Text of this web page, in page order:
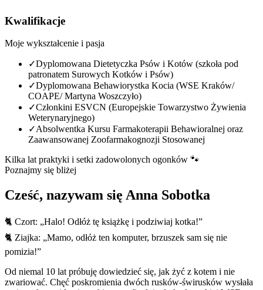
Kwalifikacje
Moje wykształcenie i pasja
✓Dyplomowana Dietetyczka Psów i Kotów (szkoła pod
patronatem Surowych Kotków i Psów)
✓Dyplomowana Behawiorystka Kocia (WSE Kraków/
COAPE/ Martyna Woszczyło)
✓Członkini ESVCN (Europejskie Towarzystwo Żywienia
Weterynaryjnego)
✓Absolwentka Kursu Farmakoterapii Behawioralnej oraz
Zaawansowanej Zoofarmakognozji Stosowanej
Kilka lat praktyki i setki zadowolonych ogonków 🐾
Poznajmy się bliżej
Cześć, nazywam się Anna Sobotka
🐈 Czort: „Halo! Odłóż tę książkę i podziwiaj kotka!”
🐈 Ziajka: „Mamo, odłóż ten komputer, brzuszek sam się nie
pomizia!”
Od niemal 10 lat próbuję dowiedzieć się, jak żyć z kotem i nie
zwariować. Chęć poskromienia dwóch rusków-świrusków wysłała